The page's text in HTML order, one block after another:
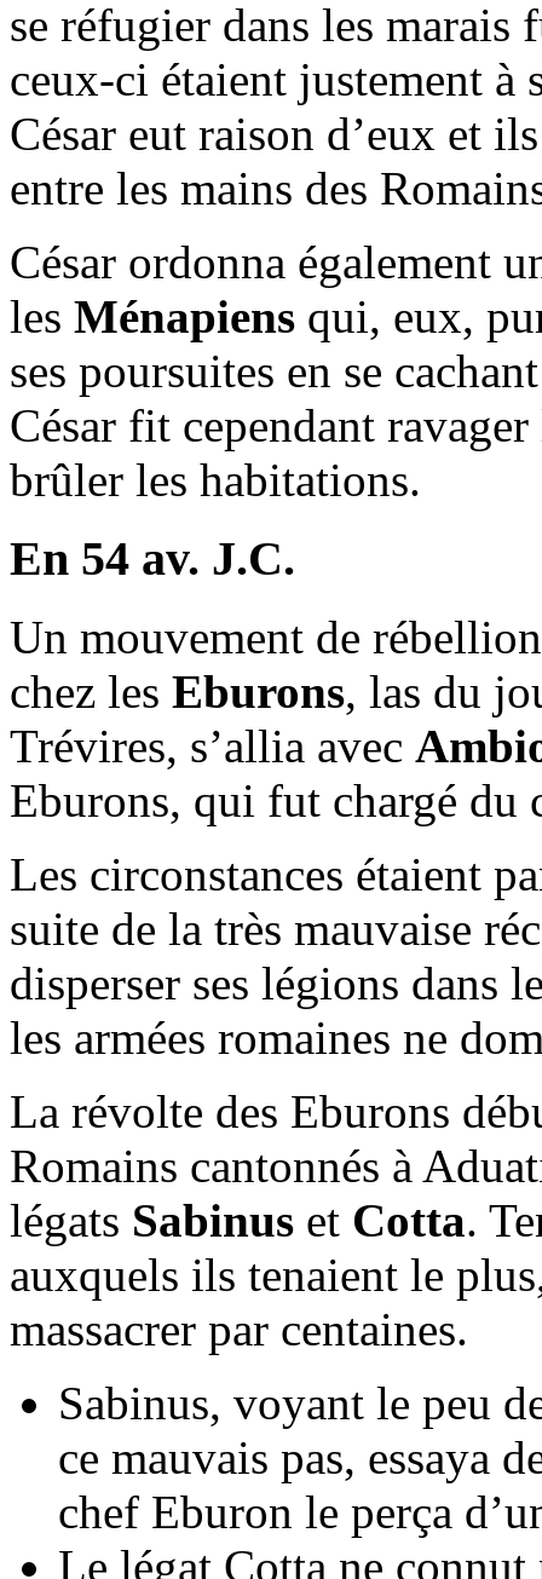
se réfugier dans les
ceux-ci étaient justement à
César eut raison d’eux et
entre les mains des
César ordonna également
les Ménapiens qui, eux,
ses poursuites en se
César fit cependant
brûler les habitations.
En 54 av. J.C.
Un mouvement de
chez les Eburons, las du
Trévires, s’allia avec
Eburons, qui fut chargé du
Les circonstances étaient
suite de la très mauvaise
disperser ses légions dans
les armées romaines ne
La révolte des Eburons
Romains cantonnés à
légats Sabinus et Cotta.
auxquels ils tenaient le
massacrer par centaines.
Sabinus, voyant le peu
ce mauvais pas, essaya
chef Eburon le perça
Le légat Cotta ne